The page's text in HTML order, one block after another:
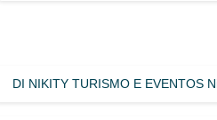
DI NIKITY TURISMO E EVENTOS